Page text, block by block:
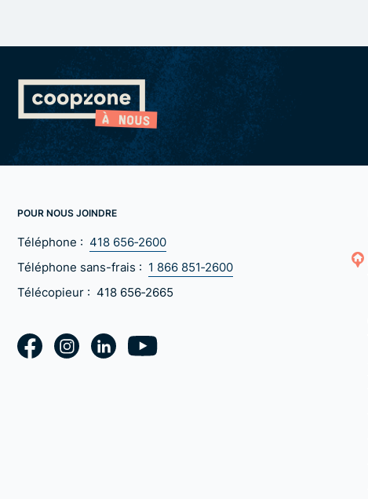
POUR NOUS JOINDRE
Téléphone : 418 656‑2600
Téléphone sans-frais : 1 866 851‑2600
Télécopieur : 418 656‑2665